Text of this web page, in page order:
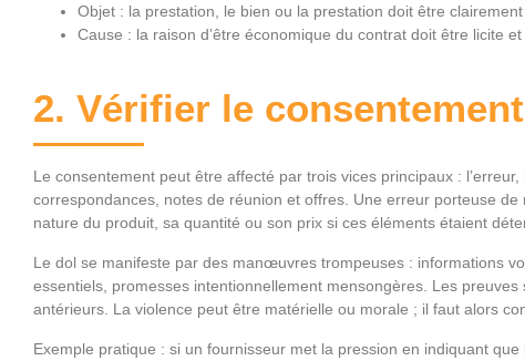
Objet : la prestation, le bien ou la prestation doit être
Cause : la raison d’être économique du contrat doit être licite et
2. Vérifier le
Le consentement peut être affecté par trois vices principaux :
correspondances, notes de réunion et offres. Une erreur porteuse
nature du produit, sa quantité ou son prix si ces éléments étaient
Le dol se manifeste par des manœuvres trompeuses : informations
essentiels, promesses inten­tionnellement mensongères. Les
antérieurs. La violence peut être matérielle ou morale ; il faut alors
Exemple pratique : si un fournisseur met la pression en indiquant